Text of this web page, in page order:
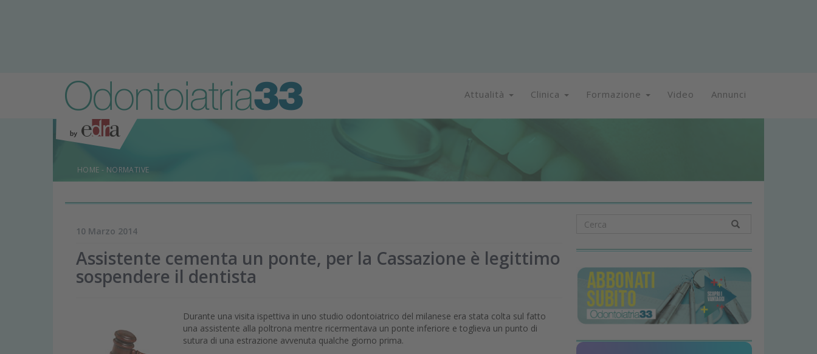
Attualità Clinica Formazione Video Annunci
HOME - NORMATIVE
10 Marzo 2014
Assistente cementa un ponte, per la Cassazione è legittimo
sospendere il dentista
Durante una visita ispettiva in uno studio odontoiatrico del milanese era stata colta sul fatto
una assistente alla poltrona mentre ricermentava un ponte inferiore e toglieva un punto di
sutura di una estrazione avvenuta qualche giorno prima.